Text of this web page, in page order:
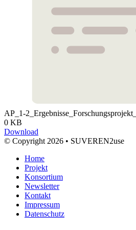
AP_1-
0 KB
Download
© Copyright 2026 • SUVEREN2use
Home
Projekt
Konsortium
Newsletter
Kontakt
Impressum
Datenschutz